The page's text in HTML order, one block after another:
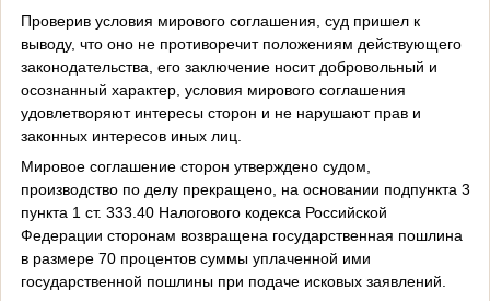
Проверив условия мирового соглашения, суд пришел к
выводу, что оно не противоречит положениям действующего
законодательства, его заключение носит добровольный и
осознанный характер, условия мирового соглашения
удовлетворяют интересы сторон и не нарушают прав и
законных интересов иных лиц.
Мировое соглашение сторон утверждено судом,
производство по делу прекращено, на основании подпункта 3
пункта 1 ст. 333.40 Налогового кодекса Российской
Федерации сторонам возвращена государственная пошлина
в размере 70 процентов суммы уплаченной ими
государственной пошлины при подаче исковых заявлений.